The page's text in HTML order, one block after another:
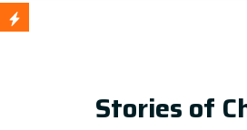
Stories of